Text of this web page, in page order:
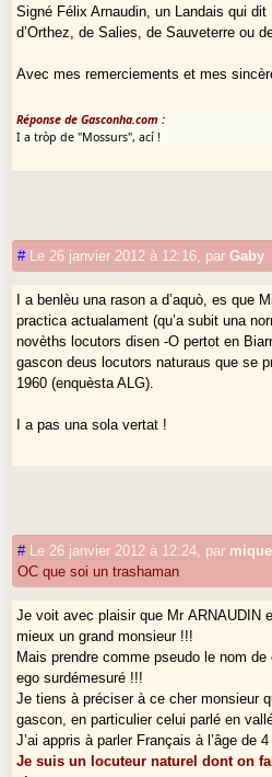
Signé Félix Arnaudin, un Landais qui
d’Orthez, de Salies, de Sauveterre ou
Avec mes remerciements et mes
Réponse de Gasconha.com :
I a tròp de "Mossurs", ací !
# Le 26 janvier 2012 à 12:16 parGaby
I a benlèu una rason a d’aquò, es que
practica actualament (qu’a subit una
novèths locutors disen -O pertot en
gascon deus locutors naturaus que se
1960 (enquèsta ALG).
I a pas una sola vertat !
# Le 26 janvier 2012 à 12:24 par
OC que soi un trashaman
Je voit avec plaisir que Mr ARNAUDIN
mieux un grand monsieur !!!
Mais prendre comme pseudo le nom
ego surdémesuré !!!
Je tiens à préciser à ce cher monsieur
gascon, en particulier celui parlé en
J’ai appris à parler Français à l’âge de 4
Je suis un locuteur naturel dont on